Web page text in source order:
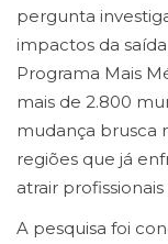
pergunta
impactos da
Programa Mais
mais de 2.800
mudança brusca
regiões que já
atrair
A pesquisa foi